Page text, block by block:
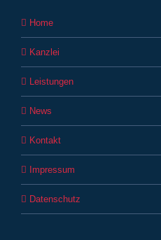
Home
Kanzlei
Leistungen
News
Kontakt
Impressum
Datenschutz